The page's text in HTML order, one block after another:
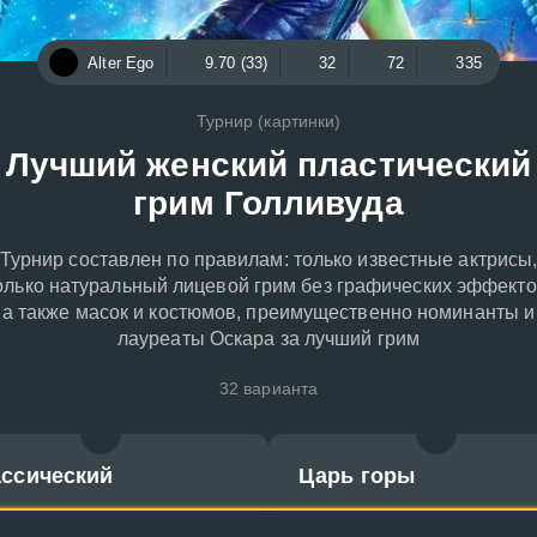
Alter Ego 9.70 (33) 32 72 335
Турнир (картинки)
Лучший женский пластический
грим Голливуда
Турнир составлен по правилам: только известные актрисы,
натуральный лицевой грим без графических
а также масок и костюмов, преимущественно номинанты и
лауреаты Оскара за лучший грим
32 варианта
Царь горы